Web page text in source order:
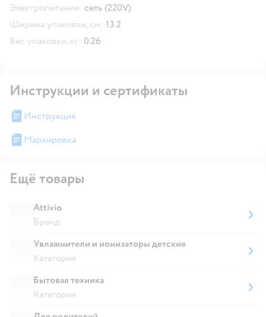
Электропитание: сеть (220V)
Ширина упаковки, см: 13.2
Вес упаковки, кг: 0.26
Инструкции и сертификаты
Инструкция
Маркировка
Ещё товары
Attivio
Бренд
Увлажнители и ионизаторы детские
Категория
Бытовая техника
Категория